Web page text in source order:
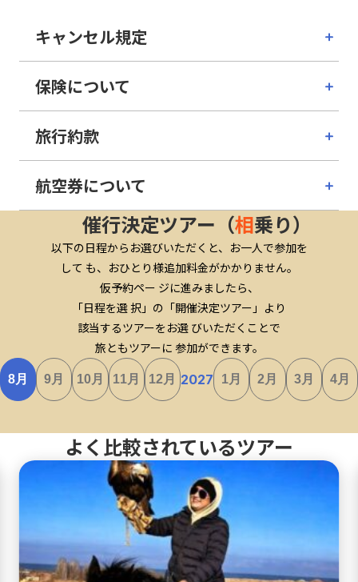
キャンセル規定
保険について
旅行約款
航空券について
催行決定ツアー（相乗り）
以下の日程からお選びいただくと、お一人で参加を
して も、おひとり様追加料金がかかりません。
仮予約ペー ジに進みましたら、
「日程を選 択」の「開催決定ツアー」より
該当するツアーをお選 びいただくことで
旅ともツアーに 参加ができます。
8月 9月 10月 11月 12月 2027 1月 2月 3月 4月
よく比較されているツアー